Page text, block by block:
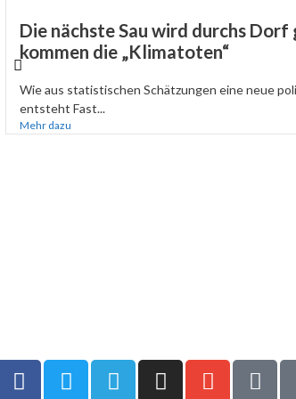
Die nächste Sau wird durchs
kommen die „Klimatoten“
Wie aus statistischen Schätzungen eine neue
entsteht Fast...
Mehr dazu